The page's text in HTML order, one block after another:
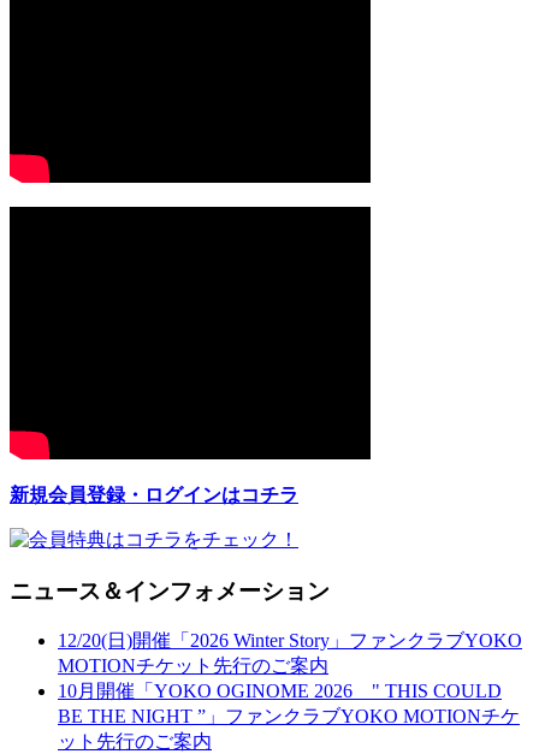
新規会員登録・ログインはコチラ
ニュース＆インフォメーション
12/20(日)開催「2026 Winter Story」ファンクラブYOKO
MOTIONチケット先行のご案内
10月開催「YOKO OGINOME 2026 " THIS COULD
BE THE NIGHT ”」ファンクラブYOKO MOTIONチケ
ット先行のご案内